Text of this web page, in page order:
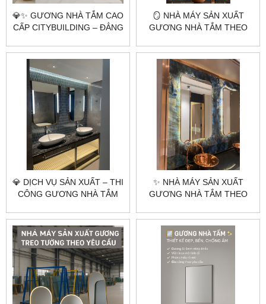
💎✨ GƯƠNG NHÀ TẮM CAO
CẤP CITYBUILDING – ĐẲNG
HOÀN HẢO ✨💎
🪞 NHÀ MÁY SẢN XUẤT
GƯƠNG NHÀ TẮM THEO
CHUYÊN GIA GƯƠNG CAO
CẤP HÀ NỘI & TP.HCM
💎 DỊCH VỤ SẢN XUẤT – THI
CÔNG GƯƠNG NHÀ TẮM
PVD | CITYBUILDING HÀ
NỘI & TP.HCM
✨ NHÀ MÁY SẢN XUẤT
GƯƠNG NHÀ TẮM THEO
CITYBUILDING